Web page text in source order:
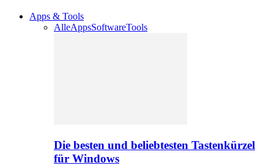
Apps & Tools
AlleAppsSoftwareTools
Die besten und beliebtesten Tastenkürzel
für Windows